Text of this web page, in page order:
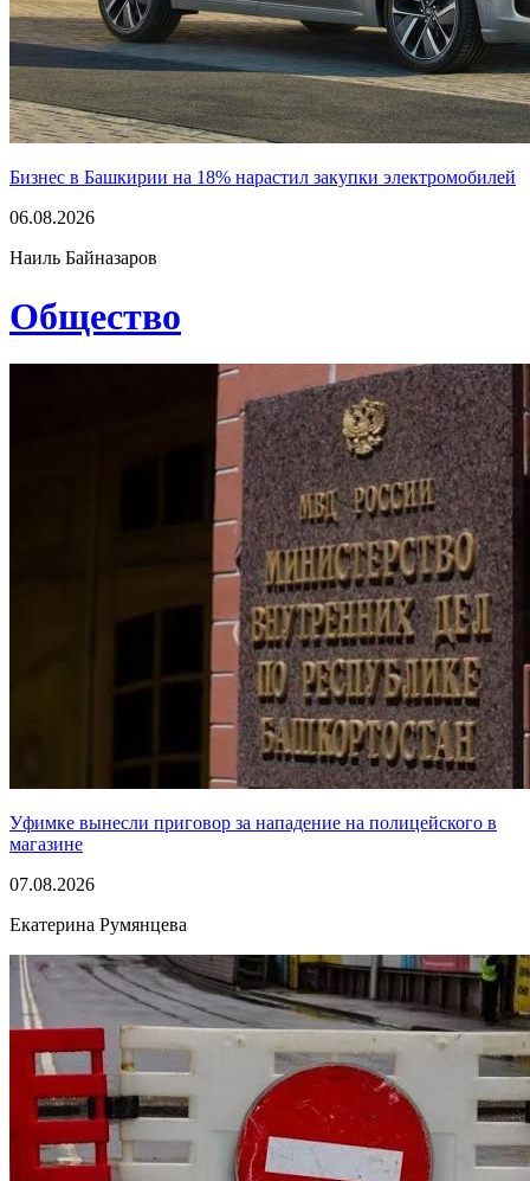
Бизнес в Башкирии на 18% нарастил закупки электромобилей
06.08.2026
Наиль Байназаров
Общество
Уфимке вынесли приговор за нападение на полицейского в
магазине
07.08.2026
Екатерина Румянцева